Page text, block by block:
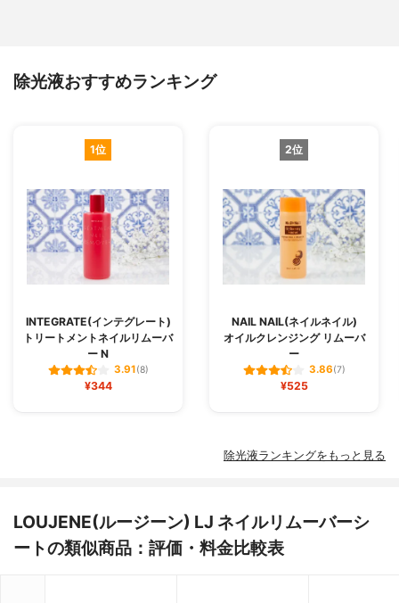
除光液おすすめランキング
1位
INTEGRATE(インテグレート)
トリートメントネイルリムーバ
ー N
3.91(8)
¥344
2位
NAIL NAIL(ネイルネイル)
オイルクレンジング リムーバ
ー
3.86(7)
¥525
除光液ランキングをもっと見る
LOUJENE(ルージーン) LJ ネイルリムーバーシ
ートの類似商品：評価・料金比較表